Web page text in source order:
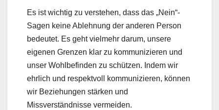
Es ist wichtig zu verstehen, dass das „Nein“-
Sagen keine Ablehnung der anderen Person
bedeutet. Es geht vielmehr darum, unsere
eigenen Grenzen klar zu kommunizieren und
unser Wohlbefinden zu schützen. Indem wir
ehrlich und respektvoll kommunizieren, können
wir Beziehungen stärken und
Missverständnisse vermeiden.